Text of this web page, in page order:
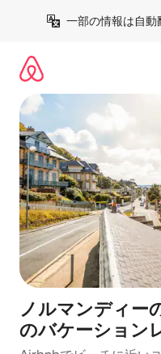
一部の情報は自動
ノルマンディー
のバケーション